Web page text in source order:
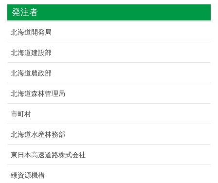
発注者
北海道開発局
北海道建設部
北海道農政部
北海道森林管理局
市町村
北海道水産林務部
東日本高速道路株式会社
緑資源機構